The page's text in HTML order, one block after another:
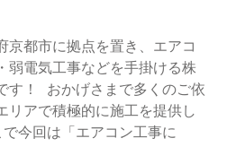
京都市に拠点を置き、エアコ
弱電気工事などを手掛ける株
す！ おかげさまで多くのご依
リアで積極的に施工を提供し
今回は「エアコン工事に